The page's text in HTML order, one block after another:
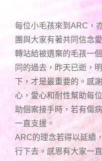
每位小毛孩來到ARC，
團與大家有著共同信念
轉站給被遺棄的毛孩一
同的過去，昨天已逝，
下，才是最重要的。感
心，愛心和耐性幫助每
助個案接手時，若有傷
一直支援。
ARC的理念若得以延續
行下去。感恩有大家一